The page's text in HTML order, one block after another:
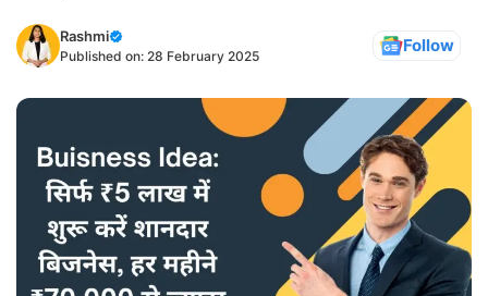
Rashmi
Published on: 28 February 2025 Follow